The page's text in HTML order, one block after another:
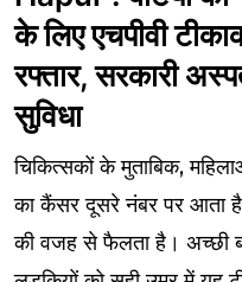
के लिए एचपीवी
रफ्तार, सरकारी
सुविधा
चिकित्सकों के मुताबिक,
का कैंसर दूसरे नंबर पर आता
की वजह से फैलता है। अच्छी